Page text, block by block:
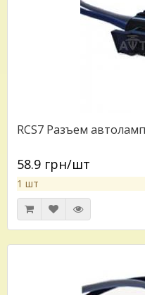
RCS7 Разъем
58.9 грн/шт
1 шт